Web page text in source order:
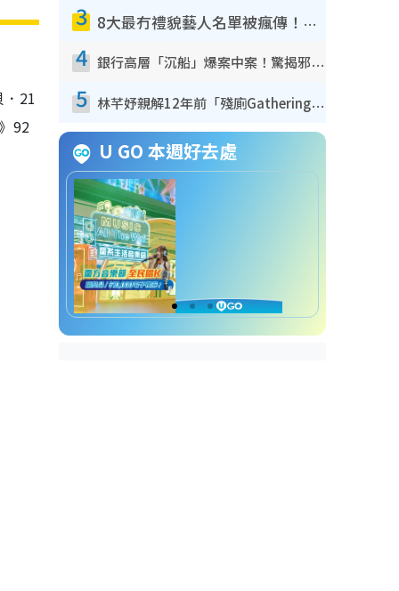
21
92
3 8大最冇禮貌藝人名單被瘋傳！網民揭發明星真面目 一致數臭呢位係無品天花板？
4 銀行高層「沉船」爆案中案！驚揭邪教洗腦操控賣淫被吞600萬 幕後黑手講多錯多
5 林芊妤親解12年前「殘廁Gathering」真相！高層解約一句話重創尊嚴至今拒返TVB
U GO 本週好去處